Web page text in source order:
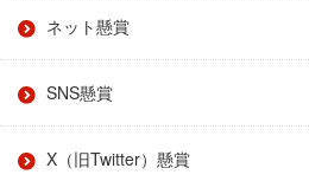
ネット懸賞
SNS懸賞
X（旧Twitter）懸賞